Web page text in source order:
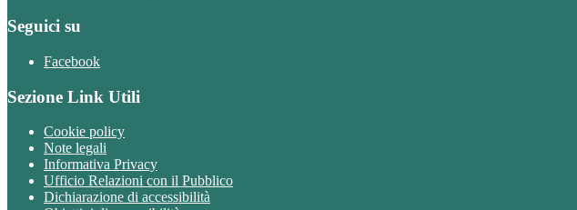
Seguici su
Facebook
Sezione Link Utili
Cookie policy
Note legali
Informativa Privacy
Ufficio Relazioni con il Pubblico
Dichiarazione di accessibilità